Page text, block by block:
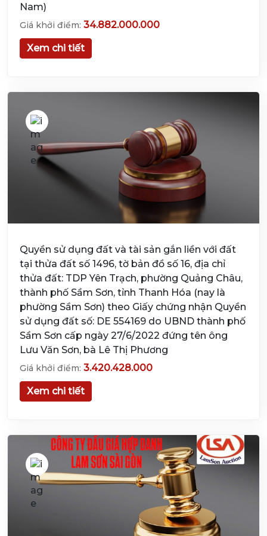
Nam)
Giá khởi điểm: 34.882.000.000
Xem chi tiết
Quyền sử dụng đất và tài sản gắn liền với đất
tại thửa đất số 1496, tờ bản đồ số 16, địa chỉ
thửa đất: TDP Yên Trạch, phường Quảng Châu,
thành phố Sầm Sơn, tỉnh Thanh Hóa (nay là
phường Sầm Sơn) theo Giấy chứng nhận Quyền
sử dụng đất số: DE 554169 do UBND thành phố
Sầm Sơn cấp ngày 27/6/2022 đứng tên ông
Lưu Văn Sơn, bà Lê Thị Phương
Giá khởi điểm: 3.420.428.000
Xem chi tiết